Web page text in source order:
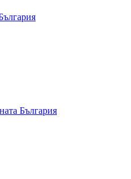
България